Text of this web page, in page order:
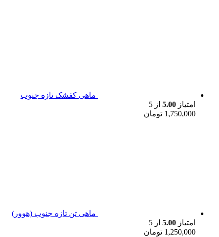
ماهی کفشک تازه جنوب
امتیاز 5.00 از 5
1,750,000 تومان
ماهی تن تازه جنوب (هوور)
امتیاز 5.00 از 5
1,250,000 تومان